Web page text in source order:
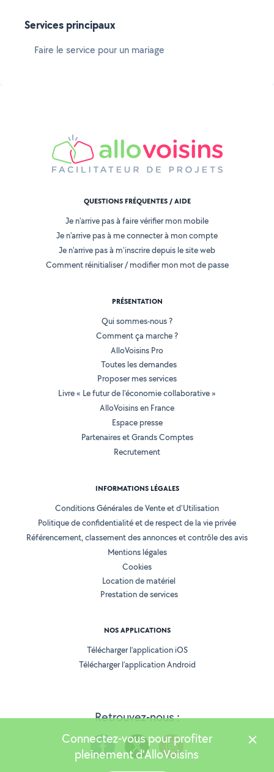
Services principaux
Faire le service pour un mariage
Retrouvez-nous :
QUESTIONS FRÉQUENTES / AIDE
Je n'arrive pas à faire vérifier mon mobile
Je n'arrive pas à me connecter à mon compte
Je n'arrive pas à m'inscrire depuis le site web
Comment réinitialiser / modifier mon mot de passe
PRÉSENTATION
Qui sommes-nous ?
Comment ça marche ?
AlloVoisins Pro
Toutes les demandes
Proposer mes services
Livre « Le futur de l'économie collaborative »
AlloVoisins en France
Espace presse
Partenaires et Grands Comptes
Recrutement
INFORMATIONS LÉGALES
Conditions Générales de Vente et d'Utilisation
Politique de confidentialité et de respect de la vie privée
Référencement, classement des annonces et contrôle des avis
Mentions légales
Cookies
Location de matériel
Prestation de services
NOS APPLICATIONS
Télécharger l’application iOS
Télécharger l’application Android
Connectez-vous pour profiter
pleinement d'AlloVoisins